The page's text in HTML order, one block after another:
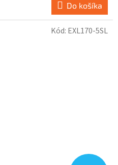
Do košíka
Kód: EXL170-5SL